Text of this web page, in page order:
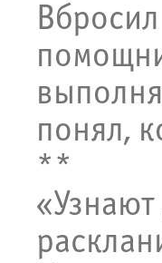
понял,
**